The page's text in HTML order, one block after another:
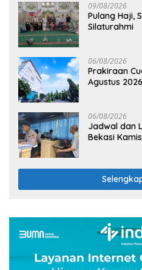
09/08/2026
Pulang Haji,
Silaturahmi
06/08/2026
Prakiraan
Agustus
06/08/2026
Jadwal dan
Bekasi